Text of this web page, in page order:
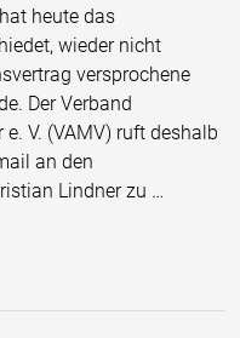
heute das
wieder nicht
versprochene
Der Verband
V. (VAMV) ruft deshalb
an den
Lindner zu …